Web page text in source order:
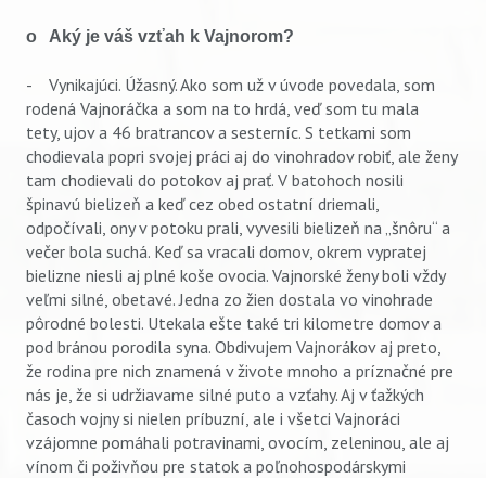
o Aký je váš vzťah k Vajnorom?
- Vynikajúci. Úžasný. Ako som už v úvode povedala, som
rodená Vajnoráčka a som na to hrdá, veď som tu mala
tety, ujov a 46 bratrancov a sesterníc. S tetkami som
chodievala popri svojej práci aj do vinohradov robiť, ale ženy
tam chodievali do potokov aj prať. V batohoch nosili
špinavú bielizeň a keď cez obed ostatní driemali,
odpočívali, ony v potoku prali, vyvesili bielizeň na „šnôru“ a
večer bola suchá. Keď sa vracali domov, okrem vypratej
bielizne niesli aj plné koše ovocia. Vajnorské ženy boli vždy
veľmi silné, obetavé. Jedna zo žien dostala vo vinohrade
pôrodné bolesti. Utekala ešte také tri kilometre domov a
pod bránou porodila syna. Obdivujem Vajnorákov aj preto,
že rodina pre nich znamená v živote mnoho a príznačné pre
nás je, že si udržiavame silné puto a vzťahy. Aj v ťažkých
časoch vojny si nielen príbuzní, ale i všetci Vajnoráci
vzájomne pomáhali potravinami, ovocím, zeleninou, ale aj
vínom či poživňou pre statok a poľnohospodárskymi